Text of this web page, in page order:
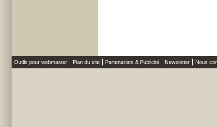
Outils pour webmaster Plan du site Partenariats & Publicité Newsletter Nous